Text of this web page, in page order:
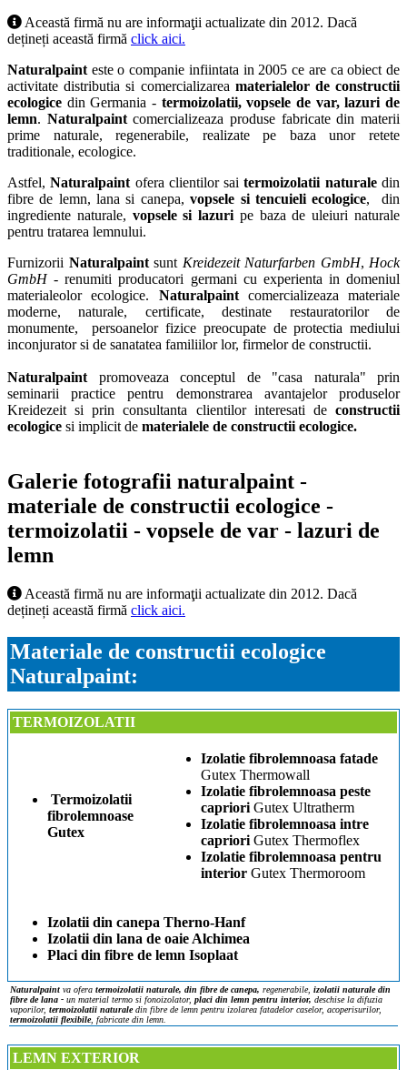
Această firmă nu are informaţii actualizate din 2012. Dacă
dețineți această firmă click aici.
Naturalpaint este o companie infiintata in 2005 ce are ca obiect de
activitate distributia si comercializarea materialelor de constructii
ecologice din Germania - termoizolatii, vopsele de var, lazuri de
lemn. Naturalpaintcomercializeaza produse fabricate din materii
prime naturale, regenerabile, realizate pe baza unor retete
traditionale, ecologice.
Astfel, Naturalpaint ofera clientilor saitermoizolatii naturaledin
fibre de lemn, lana si canepa,vopsele si tencuieli ecologice, din
ingrediente naturale, vopsele si lazuri pe baza de uleiuri naturale
pentru tratarea lemnului.
Furnizorii Naturalpaint sunt Kreidezeit Naturfarben GmbH, Hock
GmbH -renumiti producatori germani cu experienta in domeniul
materialeolor ecologice.
Naturalpaint comercializeaza materiale
moderne, naturale, certificate, destinate restauratorilor de
monumente, persoanelor fizice preocupate de protectia mediului
inconjurator si de sanatatea familiilor lor, firmelor de constructii.
Naturalpaint promoveaza conceptul de "casa naturala" prin
seminarii practice pentru demonstrarea avantajelor produselor
Kreidezeit si prin consultanta clientilor interesati deconstructii
ecologice si implicit de materialele de constructii ecologice.
Galerie fotografii naturalpaint -
materiale de constructii ecologice -
termoizolatii - vopsele de var - lazuri de
lemn
Această firmă nu are informaţii actualizate din 2012. Dacă
dețineți această firmă click aici.
Materiale de constructii ecologice
Naturalpaint:
TERMOIZOLATII
Termoizolatii
fibrolemnoase
Gutex
Izolatie fibrolemnoasa fatade
Gutex Thermowall
Izolatie fibrolemnoasa peste
caprioriGutex Ultratherm
Izolatie fibrolemnoasa intre
caprioriGutex Thermoflex
Izolatie fibrolemnoasa pentru
interior Gutex Thermoroom
Izolatii din canepa Therno-Hanf
Izolatii din lana de oaie Alchimea
Placi din fibre de lemn Isoplaat
Naturalpaint va ofera termoizolatii naturale, din fibre de canepa, regenerabile, izolatii naturale din
fibre de lana - un material termo si fonoizolator, placi din lemn pentru interior, deschise la difuzia
vaporilor, termoizolatii naturaledin fibre de lemn pentru izolarea fatadelor caselor, acoperisurilor,
termoizolatii flexibile, fabricate din lemn.
LEMN EXTERIOR